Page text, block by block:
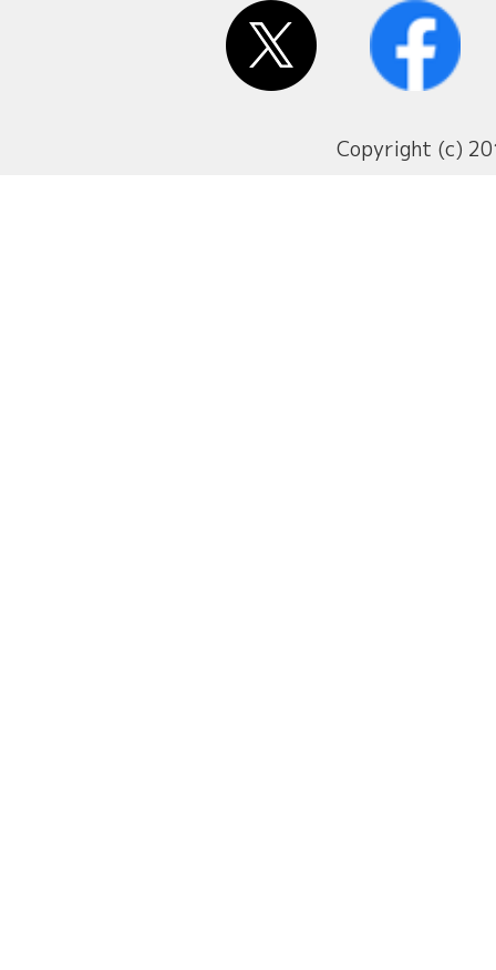
Copyright (c)